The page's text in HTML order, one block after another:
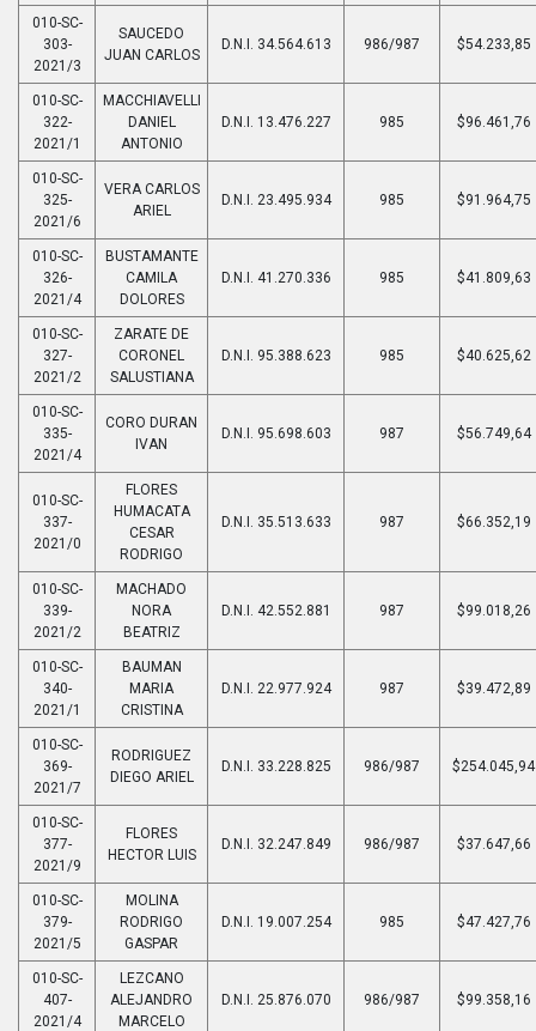
010-SC-
303-
2021/3
SAUCEDO
JUAN CARLOS
D.N.I. 34.564.613 986/987 $54.233,85
010-SC-
322-
2021/1
MACCHIAVELLI
DANIEL
ANTONIO
D.N.I. 13.476.227 985 $96.461,76
010-SC-
325-
2021/6
VERA CARLOS
ARIEL
D.N.I. 23.495.934 985 $91.964,75
010-SC-
326-
2021/4
BUSTAMANTE
CAMILA
DOLORES
D.N.I. 41.270.336 985 $41.809,63
010-SC-
327-
2021/2
ZARATE DE
CORONEL
SALUSTIANA
D.N.I. 95.388.623 985 $40.625,62
010-SC-
335-
2021/4
CORO DURAN
IVAN
D.N.I. 95.698.603 987 $56.749,64
010-SC-
337-
2021/0
FLORES
HUMACATA
CESAR
RODRIGO
D.N.I. 35.513.633 987 $66.352,19
010-SC-
339-
2021/2
MACHADO
NORA
BEATRIZ
D.N.I. 42.552.881 987 $99.018,26
010-SC-
340-
2021/1
BAUMAN
MARIA
CRISTINA
D.N.I. 22.977.924 987 $39.472,89
010-SC-
369-
2021/7
RODRIGUEZ
DIEGO ARIEL
D.N.I. 33.228.825 986/987 $254.045,94
010-SC-
377-
2021/9
FLORES
HECTOR LUIS
D.N.I. 32.247.849 986/987 $37.647,66
010-SC-
379-
2021/5
MOLINA
RODRIGO
GASPAR
D.N.I. 19.007.254 985 $47.427,76
010-SC-
407-
2021/4
LEZCANO
ALEJANDRO
MARCELO
D.N.I. 25.876.070 986/987 $99.358,16